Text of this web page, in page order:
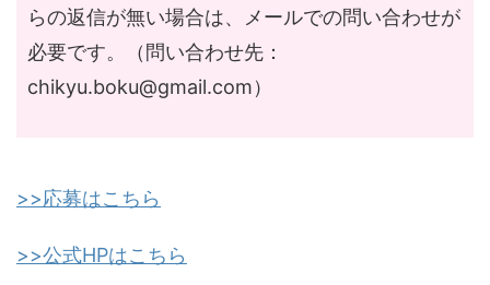
らの返信が無い場合は、メールでの問い合わせが
必要です。（問い合わせ先：
chikyu.boku@gmail.com）
>>応募はこちら
>>公式HPはこちら